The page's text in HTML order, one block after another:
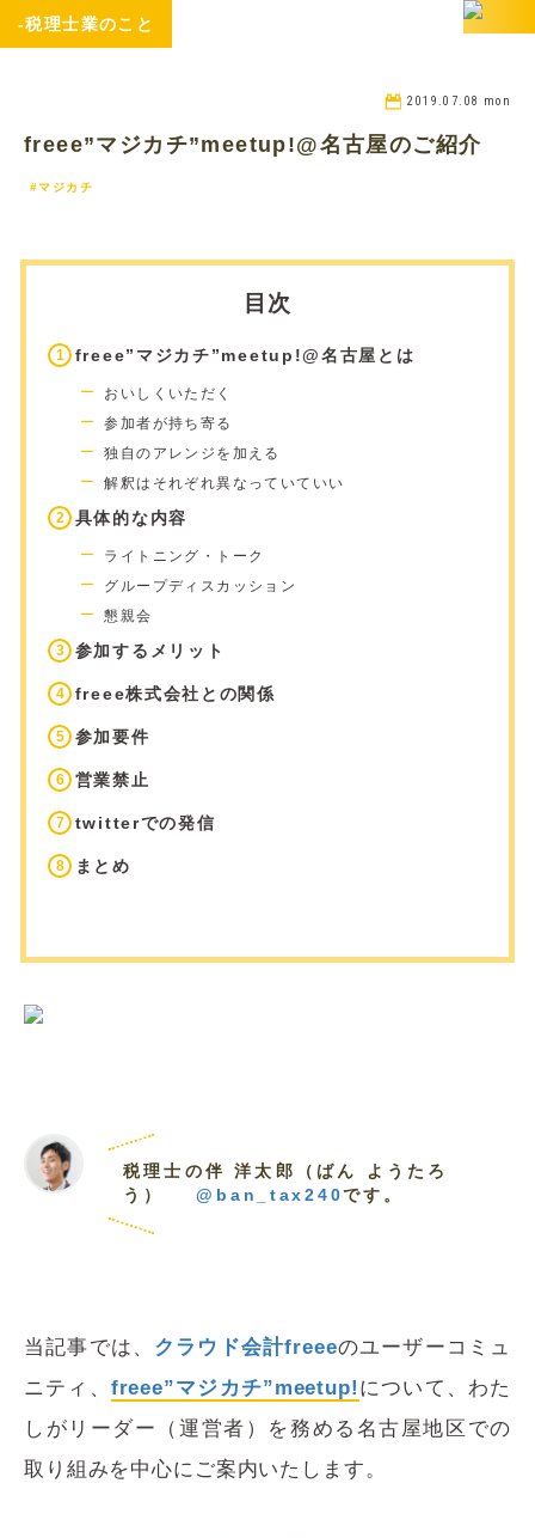
-税理士業のこと
2019.07.08 mon
freee”マジカチ”meetup!@名古屋のご紹介
#マジカチ
目次
freee”マジカチ”meetup!@名古屋とは
おいしくいただく
参加者が持ち寄る
独自のアレンジを加える
解釈はそれぞれ異なっていていい
具体的な内容
ライトニング・トーク
グループディスカッション
懇親会
参加するメリット
freee株式会社との関係
参加要件
営業禁止
twitterでの発信
まとめ
税理士の伴 洋太郎（ばん ようたろ
う）
@ban_tax240です。
当記事では、 クラウド会計freeeのユーザーコミュ
ニティ、 freee”マジカチ”meetup! について、わた
しがリーダー（運営者）を務める名古屋地区での
取り組みを中心にご案内いたします。